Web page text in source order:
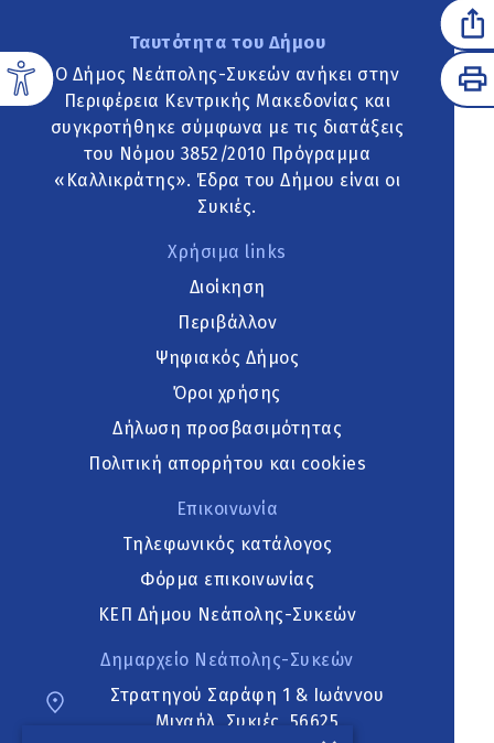
Ταυτότητα του Δήμου
Ο Δήμος Νεάπολης-Συκεών ανήκει στην
Περιφέρεια Κεντρικής Μακεδονίας και
συγκροτήθηκε σύμφωνα με τις διατάξεις
του Νόμου 3852/2010 Πρόγραμμα
«Καλλικράτης». Έδρα του Δήμου είναι οι
Συκιές.
Χρήσιμα links
Διοίκηση
Περιβάλλον
Ψηφιακός Δήμος
Όροι χρήσης
Δήλωση προσβασιμότητας
Πολιτική απορρήτου και cookies
Επικοινωνία
Τηλεφωνικός κατάλογος
Φόρμα επικοινωνίας
ΚΕΠ Δήμου Νεάπολης-Συκεών
Δημαρχείο Νεάπολης-Συκεών
Στρατηγού Σαράφη 1 & Ιωάννου
Μιχαήλ, Συκιές, 56625